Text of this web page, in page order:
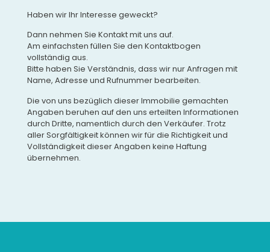
Haben wir Ihr Interesse geweckt?
Dann nehmen Sie Kontakt mit uns auf.
Am einfachsten füllen Sie den Kontaktbogen
vollständig aus.
Bitte haben Sie Verständnis, dass wir nur Anfragen mit
Name, Adresse und Rufnummer bearbeiten.
Die von uns bezüglich dieser Immobilie gemachten
Angaben beruhen auf den uns erteilten Informationen
durch Dritte, namentlich durch den Verkäufer. Trotz
aller Sorgfältigkeit können wir für die Richtigkeit und
Vollständigkeit dieser Angaben keine Haftung
übernehmen.